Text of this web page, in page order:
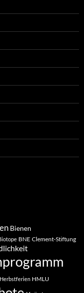
Bienen
BNE Clement-Stiftung
Herbstferien HMLU